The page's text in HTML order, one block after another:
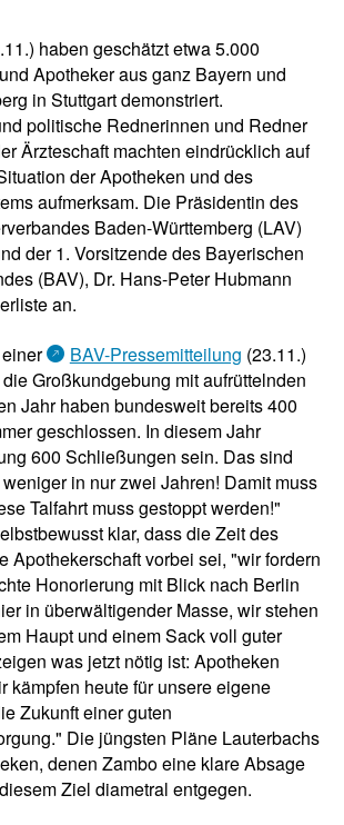
haben geschätzt etwa 5.000
Apotheker aus ganz Bayern und
in Stuttgart demonstriert.
politische Rednerinnen und Redner
Ärzteschaft machten eindrücklich auf
der Apotheken und des
aufmerksam. Die Präsidentin des
Baden-Württemberg (LAV)
der 1. Vorsitzende des Bayerischen
(BAV), Dr. Hans-Peter Hubmann
an.
BAV-Pressemitteilung (23.11.)
Großkundgebung mit aufrüttelnden
Jahr haben bundesweit bereits 400
geschlossen. In diesem Jahr
600 Schließungen sein. Das sind
in nur zwei Jahren! Damit muss
Talfahrt muss gestoppt werden!"
klar, dass die Zeit des
Apothekerschaft vorbei sei, "wir fordern
Honorierung mit Blick nach Berlin
in überwältigender Masse, wir stehen
Haupt und einem Sack voll guter
was jetzt nötig ist: Apotheken
kämpfen heute für unsere eigene
Zukunft einer guten
Die jüngsten Pläne Lauterbachs
denen Zambo eine klare Absage
Ziel diametral entgegen.